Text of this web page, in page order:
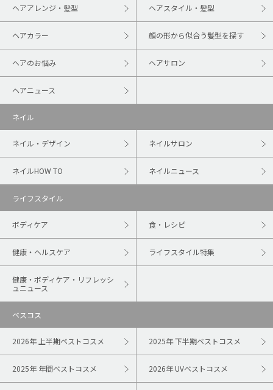
ヘアアレンジ・髪型 ヘアスタイル・髪型
ヘアカラー 顔の形から似合う髪型を探す
ヘアのお悩み ヘアサロン
ヘアニュース
ネイル
ネイル・デザイン ネイルサロン
ネイルHOW TO ネイルニュース
ライフスタイル
ボディケア 食・レシピ
健康・ヘルスケア ライフスタイル特集
健康・ボディケア・リフレッシ
ュニュース
ベスコス
2026年 上半期ベストコスメ 2025年 下半期ベストコスメ
2025年 年間ベストコスメ 2026年 UVベストコスメ